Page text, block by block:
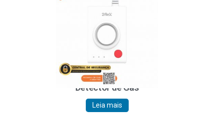
Detector de Gás
Leia mais